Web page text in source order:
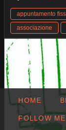
appuntamento
associazione
HOME
FOLLOW ME